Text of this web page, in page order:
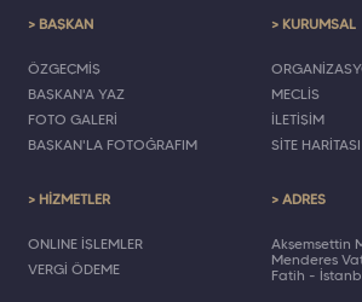
> BAŞKAN
ÖZGEÇMİŞ
BAŞKAN'A YAZ
FOTO GALERİ
BAŞKAN'LA FOTOĞRAFIM
> KURUMSAL
MECLİS
İLETİŞİM
SİTE HARİTASI
> HİZMETLER
ONLINE İŞLEMLER
VERGİ ÖDEME
> ADRES
Akşemsettin
Menderes
Fatih -